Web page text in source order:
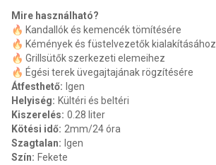
Mire használható?
🔥 Kandallók és kemencék tömítésére
🔥 Kémények és füstelvezetők kialakításához
🔥 Grillsütők szerkezeti elemeihez
🔥 Égési terek üvegajtajának rögzítésére
Átfesthető: Igen
Helyiség: Kültéri és beltéri
Kiszerelés: 0.28 liter
Kötési idő: 2mm/24 óra
Szagtalan: Igen
Szín: Fekete